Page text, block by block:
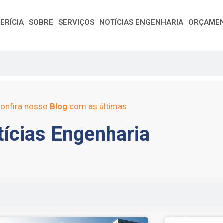
SOBRE SERVIÇOS NOTÍCIAS ENGENHARIA
nosso Blogcom as últimas
Engenharia